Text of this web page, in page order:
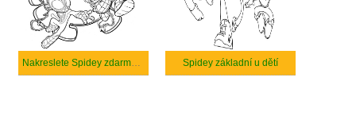
Nakreslete Spidey zdarma prostý Spidey základní u dětí